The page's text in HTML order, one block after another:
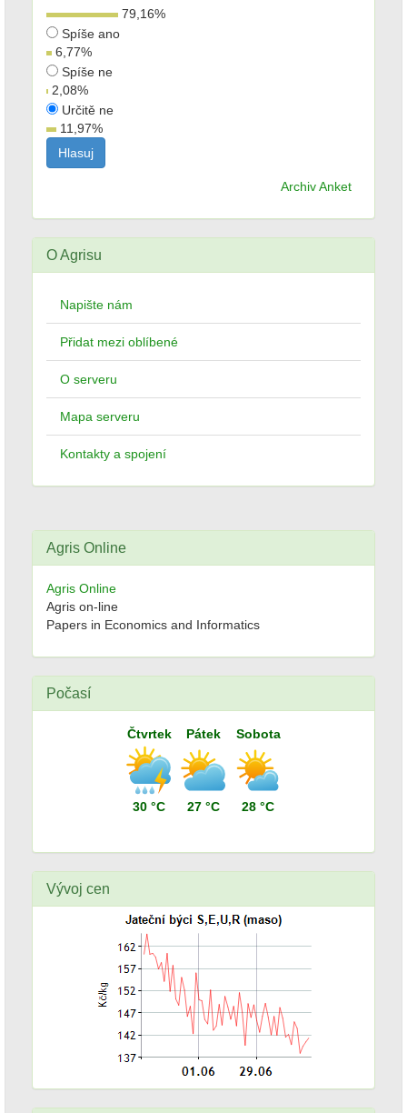
79,16%
Spíše ano
6,77%
Spíše ne
2,08%
Určitě ne
11,97%
Archiv Anket
O Agrisu
Napište nám
Přidat mezi oblíbené
O serveru
Mapa serveru
Kontakty a spojení
Agris Online
Agris Online
Agris on-line
Papers in Economics and Informatics
Počasí
Čtvrtek
30 °C
Pátek
27 °C
Sobota
28 °C
Vývoj cen